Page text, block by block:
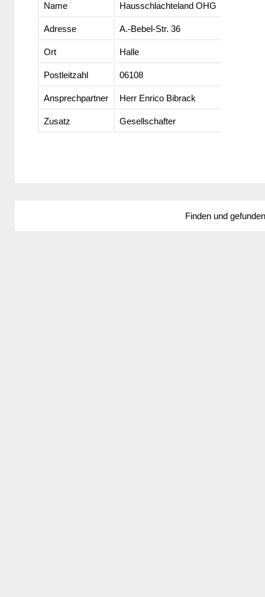
Name Hausschlachteland OHG
Adresse A.-Bebel-Str. 36
Ort Halle
Postleitzahl 06108
Ansprechpartner Herr Enrico Bibrack
Zusatz Gesellschafter
Finden und